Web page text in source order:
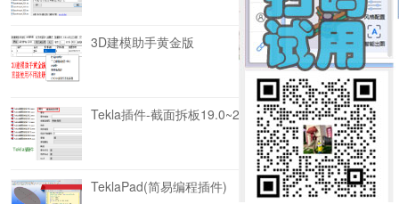
3D建模助手黄金版
Tekla插件-截面拆板19.0~2021
TeklaPad(简易编程插件)